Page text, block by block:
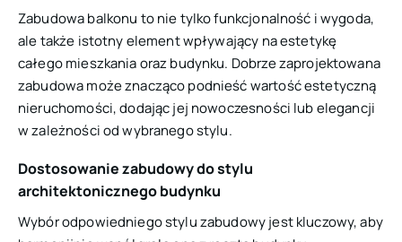
Zabudowa balkonu to nie tylko funkcjonalność i wygoda,
ale także istotny element wpływający na estetykę
całego mieszkania oraz budynku. Dobrze zaprojektowana
zabudowa może znacząco podnieść wartość estetyczną
nieruchomości, dodając jej nowoczesności lub elegancji
w zależności od wybranego stylu.
Dostosowanie zabudowy do stylu
architektonicznego budynku
Wybór odpowiedniego stylu zabudowy jest kluczowy, aby